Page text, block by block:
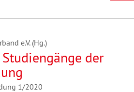
e.V. (Hg.)
der
1/2020